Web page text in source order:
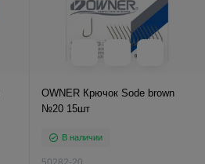
OWNER Крючок Sode brown
№20 15шт
В наличии